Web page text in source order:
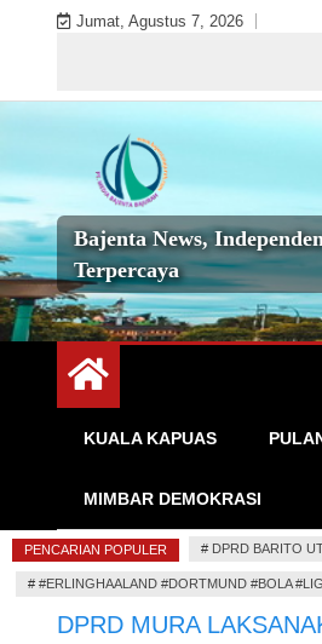
Jumat, Agustus 7, 2026
Bajenta News,
Terpercaya
KUALA KAPUAS
MIMBAR DEMOKRASI
PENCARIAN POPULER # DPRD BARITO
# #ERLINGHAALAND #DORTMUND #BOLA
DPRD MURA